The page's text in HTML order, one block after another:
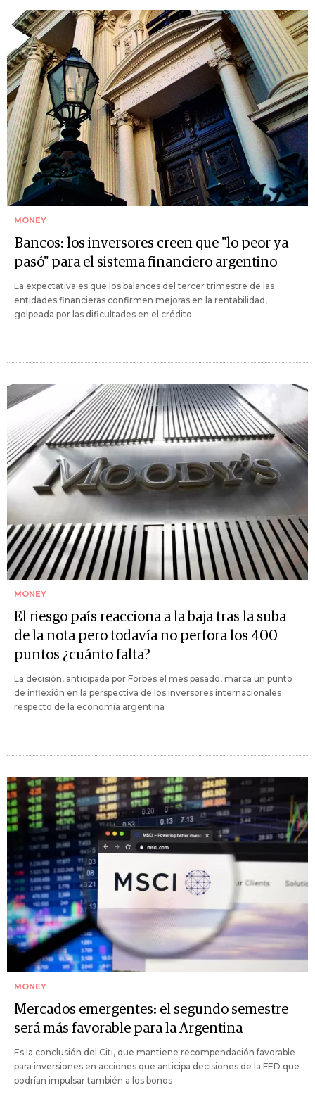
MONEY
Bancos: los inversores creen que "lo peor ya
pasó" para el sistema financiero argentino
La expectativa es que los balances del tercer trimestre de las
entidades financieras confirmen mejoras en la rentabilidad,
golpeada por las dificultades en el crédito.
MONEY
El riesgo país reacciona a la baja tras la suba
de la nota pero todavía no perfora los 400
puntos ¿cuánto falta?
La decisión, anticipada por Forbes el mes pasado, marca un punto
de inflexión en la perspectiva de los inversores internacionales
respecto de la economía argentina
MONEY
Mercados emergentes: el segundo semestre
será más favorable para la Argentina
Es la conclusión del Citi, que mantiene recompendación favorable
para inversiones en acciones que anticipa decisiones de la FED que
podrían impulsar también a los bonos